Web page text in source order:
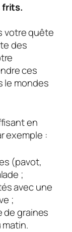
frits.
votre quête
des
ces
le mondes
en
exemple :
(pavot,
;
avec une
;
de graines
matin.